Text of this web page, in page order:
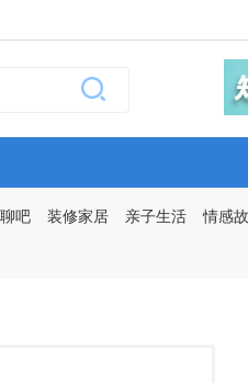
吧 装修家居 亲子生活 情感